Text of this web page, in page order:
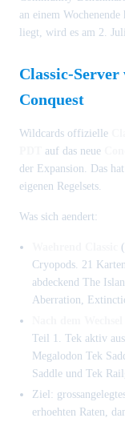
an einem
liegt, wird es am 2.
Classic-Server
Conquest
Wildcards offizielle
auf das neue
der Expansion. Das
eigenen Regelsets.
Was sich aendert:
Cryopods. 21
abdeckend The
Aberration,
Teil 1. Tek aktiv
Megalodon Tek
Saddle und Tek
Ziel:
erhoehten Raten,